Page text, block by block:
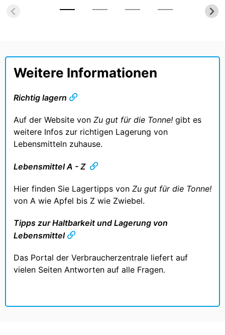
drei stärksten Treibern zur Vermeidung von
Lebensmittelabfall: planen, lagern, Reste verwerten.
Weitere Informationen
Richtig lagern
Auf der Website von Zu gut für die Tonne! gibt es
weitere Infos zur richtigen Lagerung von
Lebensmitteln zuhause.
Lebensmittel A - Z
Hier finden Sie Lagertipps von Zu gut für die Tonne!
von A wie Apfel bis Z wie Zwiebel.
Tipps zur Haltbarkeit und Lagerung von
Lebensmittel
Das Portal der Verbraucherzentrale liefert auf
vielen Seiten Antworten auf alle Fragen.